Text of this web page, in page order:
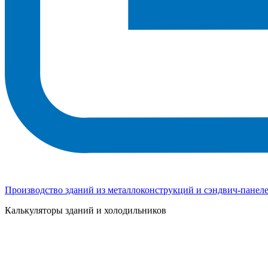
Производство зданий из металлоконструкций и сэндвич-
Калькуляторы зданий и холодильников